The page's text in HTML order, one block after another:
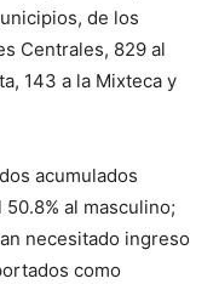
de los
Centrales, 829 al
143 a la Mixteca y
acumulados
al masculino;
necesitado ingreso
como